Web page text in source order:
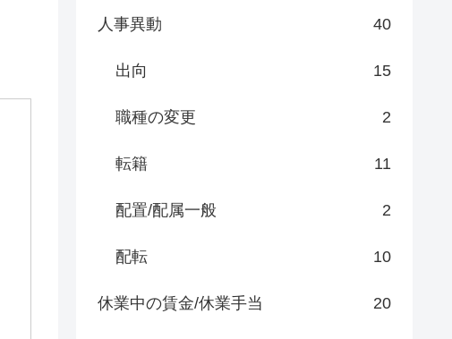
人事異動 40
出向 15
職種の変更 2
転籍 11
配置/配属一般 2
配転 10
休業中の賃金/休業手当 20